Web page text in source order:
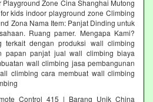
Zone Cina Shanghai Mutong
kids indoor playground zone Climbing
Zona Nama Item: Panjat Dinding untuk
Ruang pamer. Mengapa Kami?
terkait dengan produksi wall climbing
papan panjat jual wall climbing biaya
wall climbing jasa pembangunan
climbing cara membuat wall climbing
Control 415 | Barang Unik China